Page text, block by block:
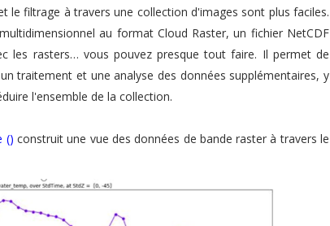
le filtrage à travers une collection d'images sont plus faciles.
au format Cloud Raster, un fichier NetCDF
les rasters… vous pouvez presque tout faire. Il permet de
traitement et une analyse des données supplémentaires, y
l'ensemble de la collection.
() construit une vue des données de bande raster à travers le